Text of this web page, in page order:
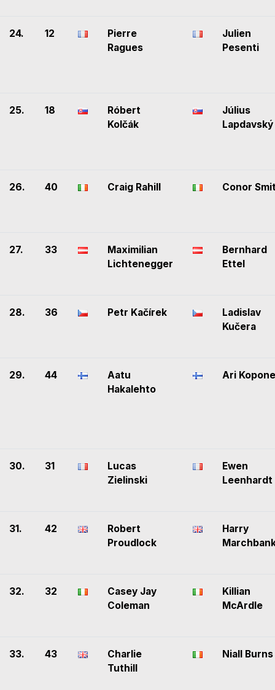
24. 12
Pierre
Ragues
Julien
Pesenti
25. 18
Róbert
Kolčák
Július
Lapdavský
26. 40 Craig Rahill Conor
27. 33
Maximilian
Lichtenegger
Bernhard
Ettel
28. 36 Petr Kačírek
Ladislav
Kučera
29. 44
Aatu
Hakalehto
Ari
30. 31
Lucas
Zielinski
Ewen
Leenhardt
31. 42
Robert
Proudlock
Harry
32. 32
Casey Jay
Coleman
Killian
McArdle
33. 43
Charlie
Tuthill
Niall Burns